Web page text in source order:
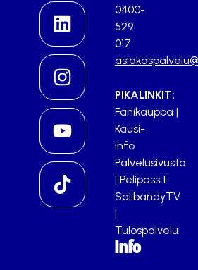
0400-
529
017
PIKALINKIT:
Fanikauppa |
Kausi-
info
Palvelusivusto
| Pelipassit
SalibandyTV
|
Tulospalvelu
Info